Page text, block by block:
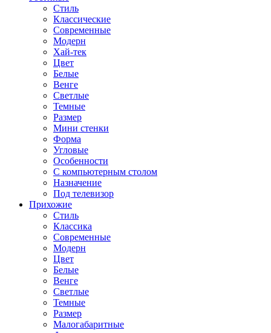
Стиль
Классические
Современные
Модерн
Хай-тек
Цвет
Белые
Венге
Светлые
Темные
Размер
Мини стенки
Форма
Угловые
Особенности
С компьютерным столом
Назначение
Под телевизор
Прихожие
Стиль
Классика
Современные
Модерн
Цвет
Белые
Венге
Светлые
Темные
Размер
Малогабаритные